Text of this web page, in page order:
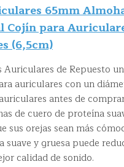
65mm
Cojín para
(6,5cm)
de Repuesto
auriculares con un
antes de
de cuero de proteína
sus orejas sean más
suave y gruesa puede
calidad de sonido.